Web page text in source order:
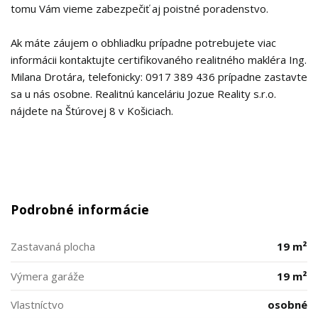
tomu Vám vieme zabezpečiť aj poistné poradenstvo.
Ak máte záujem o obhliadku prípadne potrebujete viac
informácii kontaktujte certifikovaného realitného makléra Ing.
Milana Drotára, telefonicky: 0917 389 436 prípadne zastavte
sa u nás osobne. Realitnú kanceláriu Jozue Reality s.r.o.
nájdete na Štúrovej 8 v Košiciach.
Podrobné informácie
Zastavaná plocha 19 m²
Výmera garáže
19 m²
Vlastníctvo
osobné